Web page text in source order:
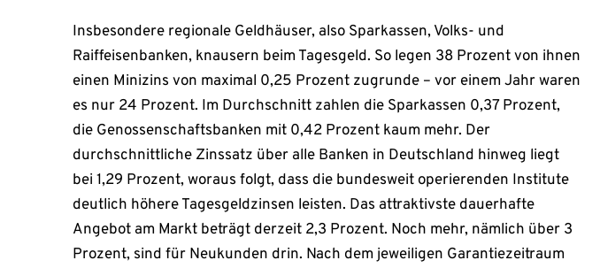
Insbesondere regionale Geldhäuser, also Sparkassen, Volks- und
Raiffeisenbanken, knausern beim Tagesgeld. So legen 38 Prozent von ihnen
einen Minizins von maximal 0,25 Prozent zugrunde – vor einem Jahr waren
es nur 24 Prozent. Im Durchschnitt zahlen die Sparkassen 0,37 Prozent,
die Genossenschaftsbanken mit 0,42 Prozent kaum mehr. Der
durchschnittliche Zinssatz über alle Banken in Deutschland hinweg liegt
bei 1,29 Prozent, woraus folgt, dass die bundesweit operierenden Institute
deutlich höhere Tagesgeldzinsen leisten. Das attraktivste dauerhafte
Angebot am Markt beträgt derzeit 2,3 Prozent. Noch mehr, nämlich über 3
Prozent, sind für Neukunden drin. Nach dem jeweiligen Garantiezeitraum